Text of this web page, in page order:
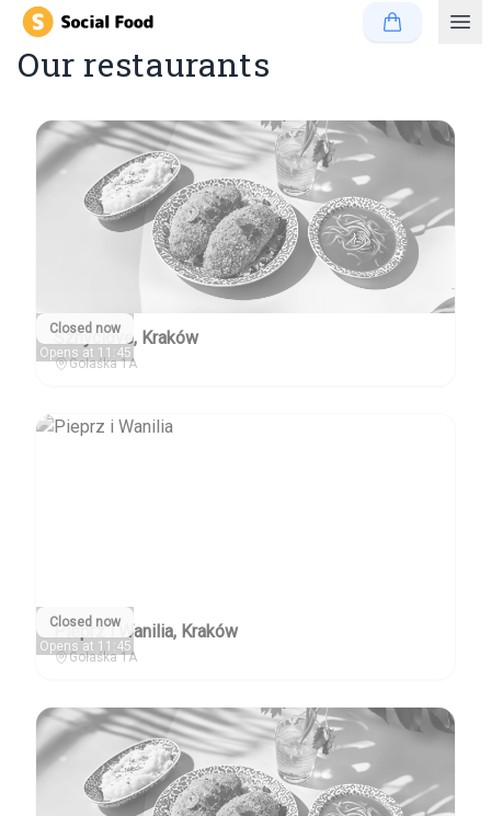
Our restaurants
Closed now
Opens at 11:45
Sznyclove, Kraków
Gołaśka 1A
Closed now
Opens at 11:45
Pieprz i Wanilia, Kraków
Gołaśka 1A